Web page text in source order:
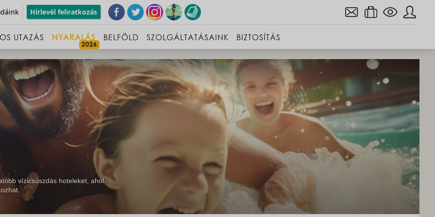
Hírlevél feliratkozás
UTAZÁS NYARALÁS BELFÖLD SZOLGÁLTATÁSAINK BIZTOSÍTÁS
vízicsúszdás hoteleket, ahol